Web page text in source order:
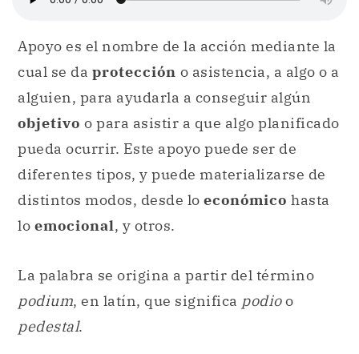
Apoyo es el nombre de la acción mediante la
cual se da protección o asistencia, a algo o a
alguien, para ayudarla a conseguir algún
objetivo o para asistir a que algo planificado
pueda ocurrir. Este apoyo puede ser de
diferentes tipos, y puede materializarse de
distintos modos, desde lo económico hasta
lo emocional, y otros.
La palabra se origina a partir del término
podium, en latín, que significa podioo
pedestal.